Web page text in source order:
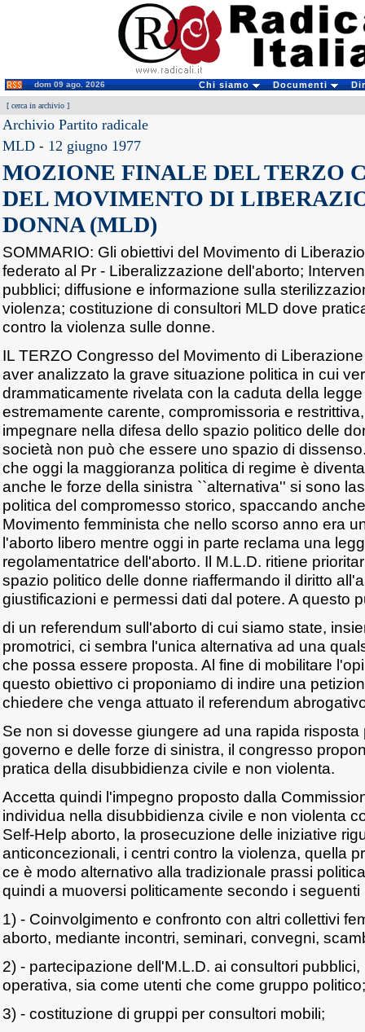
dom 09 ago. 2026 Chi siamo Documenti
[ cerca in archivio ]
Archivio Partito radicale
MLD - 12 giugno 1977
MOZIONE FINALE DEL TERZO
DEL MOVIMENTO DI
DONNA (MLD)
SOMMARIO: Gli obiettivi del Movimento di
federato al Pr - Liberalizzazione dell'aborto;
pubblici; diffusione e informazione sulla
violenza; costituzione di consultori MLD dove
contro la violenza sulle donne.
IL TERZO Congresso del Movimento di
aver analizzato la grave situazione politica in cui
drammaticamente rivelata con la caduta della
estremamente carente, compromissoria e
impegnare nella difesa dello spazio politico delle
società non può che essere uno spazio di
che oggi la maggioranza politica di regime è
anche le forze della sinistra ``alternativa'' si sono
politica del compromesso storico, spaccando
Movimento femminista che nello scorso anno era
l'aborto libero mentre oggi in parte reclama una
regolamentatrice dell'aborto. Il M.L.D. ritiene
spazio politico delle donne riaffermando il diritto
giustificazioni e permessi dati dal potere. A questo
di un referendum sull'aborto di cui siamo state,
promotrici, ci sembra l'unica alternativa ad una
che possa essere proposta. Al fine di mobilitare
questo obiettivo ci proponiamo di indire una
chiedere che venga attuato il referendum
Se non si dovesse giungere ad una rapida
governo e delle forze di sinistra, il congresso
pratica della disubbidienza civile e non violenta.
Accetta quindi l'impegno proposto dalla
individua nella disubbidienza civile e non violenta
Self-Help aborto, la prosecuzione delle iniziative
anticoncezionali, i centri contro la violenza, quella
ce è modo alternativo alla tradizionale prassi
quindi a muoversi politicamente secondo i seguenti
1) - Coinvolgimento e confronto con altri collettivi
aborto, mediante incontri, seminari, convegni,
2) - partecipazione dell'M.L.D. ai consultori
operativa, sia come utenti che come gruppo politico;
3) - costituzione di gruppi per consultori mobili;